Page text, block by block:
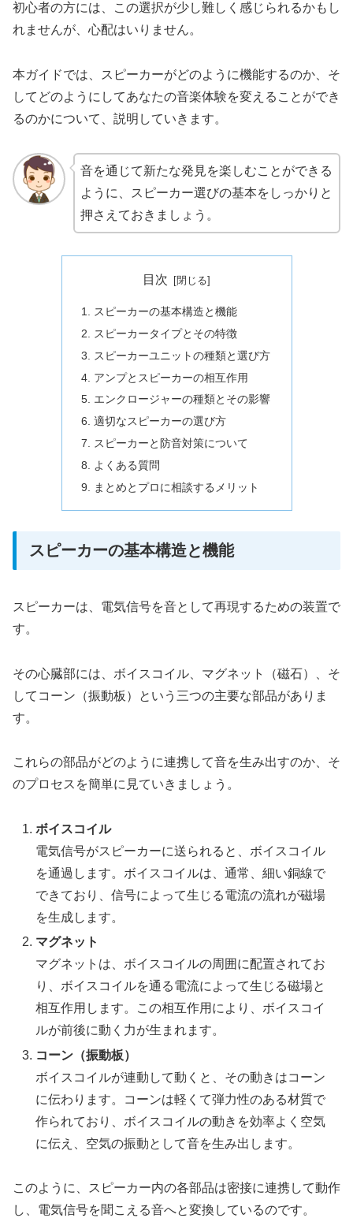
初心者の方には、この選択が少し難しく感じられるかもし
れませんが、心配はいりません。
本ガイドでは、スピーカーがどのように機能するのか、そ
してどのようにしてあなたの音楽体験を変えることができ
るのかについて、説明していきます。
音を通じて新たな発見を楽しむことができる
ように、スピーカー選びの基本をしっかりと
押さえておきましょう。
目次
スピーカーの基本構造と機能
スピーカータイプとその特徴
スピーカーユニットの種類と選び方
アンプとスピーカーの相互作用
エンクロージャーの種類とその影響
適切なスピーカーの選び方
スピーカーと防音対策について
よくある質問
まとめとプロに相談するメリット
スピーカーの基本構造と機能
スピーカーは、電気信号を音として再現するための装置で
す。
その心臓部には、ボイスコイル、マグネット（磁石）、そ
してコーン（振動板）という三つの主要な部品がありま
す。
これらの部品がどのように連携して音を生み出すのか、そ
のプロセスを簡単に見ていきましょう。
ボイスコイル
電気信号がスピーカーに送られると、ボイスコイル
を通過します。ボイスコイルは、通常、細い銅線で
できており、信号によって生じる電流の流れが磁場
を生成します。
マグネット
マグネットは、ボイスコイルの周囲に配置されてお
り、ボイスコイルを通る電流によって生じる磁場と
相互作用します。この相互作用により、ボイスコイ
ルが前後に動く力が生まれます。
コーン（振動板）
ボイスコイルが連動して動くと、その動きはコーン
に伝わります。コーンは軽くて弾力性のある材質で
作られており、ボイスコイルの動きを効率よく空気
に伝え、空気の振動として音を生み出します。
このように、スピーカー内の各部品は密接に連携して動作
し、電気信号を聞こえる音へと変換しているのです。